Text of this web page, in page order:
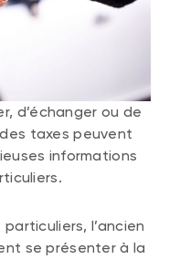
d’échanger ou de
taxes peuvent
informations
l’ancien
se présenter à la